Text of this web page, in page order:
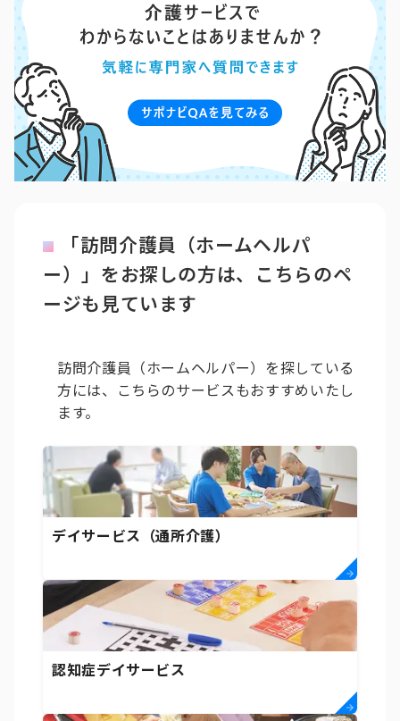
「訪問介護員（ホームヘルパ
ー）」をお探しの方は、こちらのペ
ージも見ています
訪問介護員（ホームヘルパー）を探している
方には、こちらのサービスもおすすめいたし
ます。
デイサービス（通所介護）
認知症デイサービス